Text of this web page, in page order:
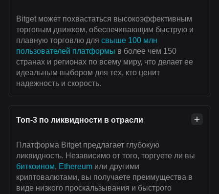
Bitget может похвастаться высокоэффективным
торговым движком, обеспечивающим быструю и
плавную торговлю для свыше 100 млн
пользователей платформы в более чем 150
странах и регионах по всему миру, что делает ее
идеальным выбором для тех, кто ценит
надежность и скорость.
Топ-3 по ликвидности в отрасли
Платформа Bitget предлагает глубокую
ликвидность. Независимо от того, торгуете ли вы
биткоином, Ethereum или другими
криптовалютами, вы получаете преимущества в
виде низкого проскальзывания и быстрого